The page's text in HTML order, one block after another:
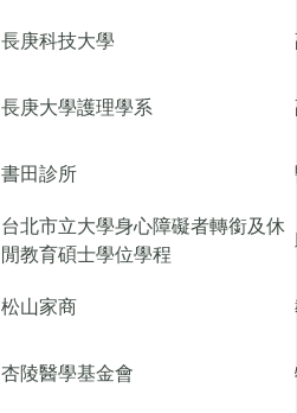
長庚科技大學
長庚大學護理學系
書田診所
台北市立大學身心障礙者轉銜及休
閒教育碩士學位學程
松山家商
杏陵醫學基金會